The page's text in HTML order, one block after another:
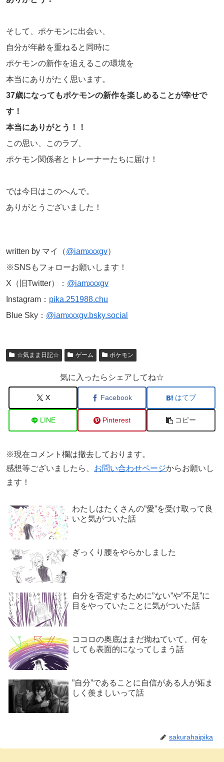
そして、ポケモンに出会い、
自分が年齢を重ねると同時に
ポケモンの新作を追えるこの環境を
本当にありがたく思います。
37歳になってもポケモンの新作を楽しめることが幸せで
す！
本当にありがとう！！
この思い、このラブ、
ポケモン関係者とトレーナーたちに届け！
では今日はこのへんで。
ありがとうございました！
written by マイ（@iamxxxgv）
※SNSもフォローお願いします！
X（旧Twitter）： @iamxxxgv
Instagram： pika.251988.chu
Blue Sky： @iamxxxgv.bsky.social
☆気まま日記☆ ゲーム ポケモン
気に入ったらシェアしてね☆
X Facebook はてブ
LINE Pinterest コピー
※現在コメント欄は撤去しております。
感想等ございましたら、 お問い合わせページからお願いし
ます！
わたしはたくさんの”愛”を受け取って良
いと気がついた話
ぎっくり腰をやらかしました
自分を否定するために”ない”や”不足”に
目をやっていたことに気がついた話
ココロの奥底はまだ拗ねていて、何を
しても表面的になってしまう話
”自分”であることに自信がある人が妬ま
しく羨ましいって話
sakurahaipika